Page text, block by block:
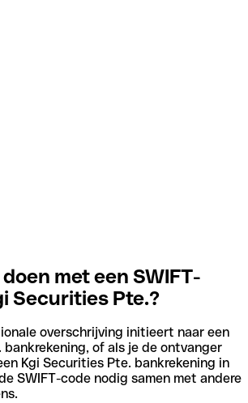
met een SWIFT-
Securities Pte.?
overschrijving initieert naar een
bankrekening, of als je de ontvanger
Kgi Securities Pte. bankrekening in
SWIFT-code nodig samen met andere